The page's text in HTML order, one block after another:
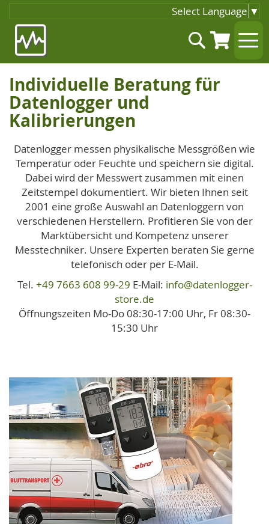
Select Language ▼
Inhalt
springen
Suche
Individuelle Beratung für
Datenlogger und
Kalibrierungen
Datenlogger messen physikalische Messgrößen wie
Temperatur oder Feuchte und speichern sie digital.
Dabei wird der Messwert zusammen mit einen
Zeitstempel dokumentiert. Wir bieten Ihnen seit
2001 eine große Auswahl an Datenloggern von
verschiedenen Herstellern. Profitieren Sie von der
Marktübersicht und Kompetenz unserer
Messtechniker. Unsere Experten beraten Sie gerne
telefonisch oder per E-Mail.
Tel. +49 7663 608 99-29 E-Mail: info@datenlogger-
store.de
Öffnungszeiten Mo-Do 08:30-17:00 Uhr, Fr 08:30-
15:30 Uhr